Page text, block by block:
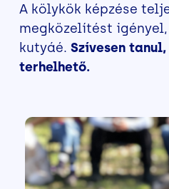
A kölykök képzése
megközelítést
kutyáé.Szívesen
terhelhető.